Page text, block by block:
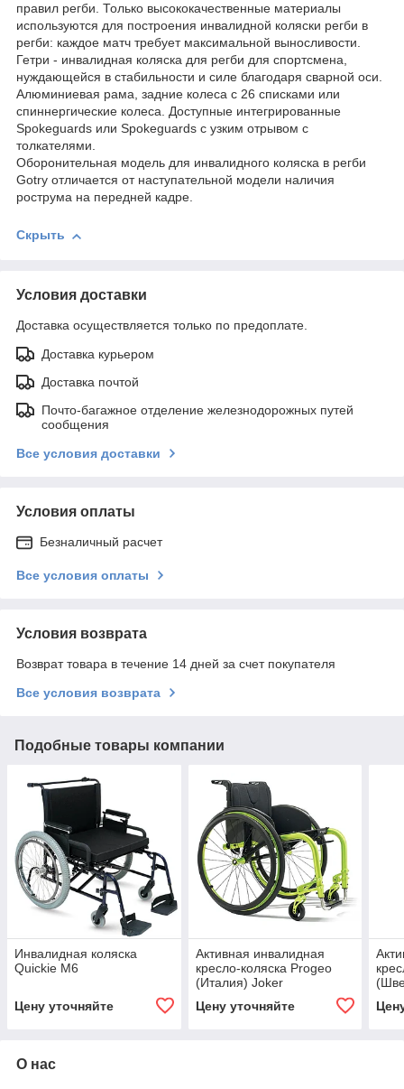
правил регби. Только высококачественные материалы
используются для построения инвалидной коляски регби в
регби: каждое матч требует максимальной выносливости.
Гетри - инвалидная коляска для регби для спортсмена,
нуждающейся в стабильности и силе благодаря сварной оси.
Алюминиевая рама, задние колеса с 26 списками или
спиннергические колеса. Доступные интегрированные
Spokeguards или Spokeguards с узким отрывом с
толкателями.
Оборонительная модель для инвалидного коляска в регби
Gotry отличается от наступательной модели наличия
рострума на передней кадре.
Скрыть
Условия доставки
Доставка осуществляется только по предоплате.
Доставка курьером
Доставка почтой
Почто-багажное отделение железнодорожных путей
сообщения
Все условия доставки
Условия оплаты
Безналичный расчет
Все условия оплаты
Условия возврата
Возврат товара в течение 14 дней за счет покупателя
Все условия возврата
Подобные товары компании
Инвалидная коляска
Quickie M6
Цену уточняйте
Активная инвалидная
кресло-коляска Progeo
(Италия) Joker
Цену уточняйте
О нас